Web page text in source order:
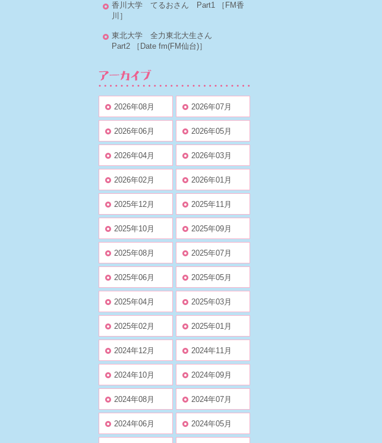
香川大学 てるおさん Part1
［FM香
川］
東北大学 全力東北大生さん
Part2
［Date fm(FM仙台)］
2026年08月 2026年07月
2026年06月 2026年05月
2026年04月 2026年03月
2026年02月 2026年01月
2025年12月 2025年11月
2025年10月 2025年09月
2025年08月 2025年07月
2025年06月 2025年05月
2025年04月 2025年03月
2025年02月 2025年01月
2024年12月 2024年11月
2024年10月 2024年09月
2024年08月 2024年07月
2024年06月 2024年05月